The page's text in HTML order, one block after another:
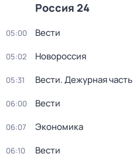
Россия 24
05:00 Вести
05:02 Новороссия
05:31 Вести. Дежурная часть
06:00 Вести
06:07 Экономика
06:10 Вести